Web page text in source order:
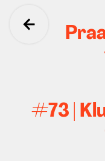
Ga
#73 |